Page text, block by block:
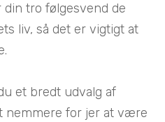
din tro følgesvend de
liv, så det er vigtigt at
et bredt udvalg af
nemmere for jer at være